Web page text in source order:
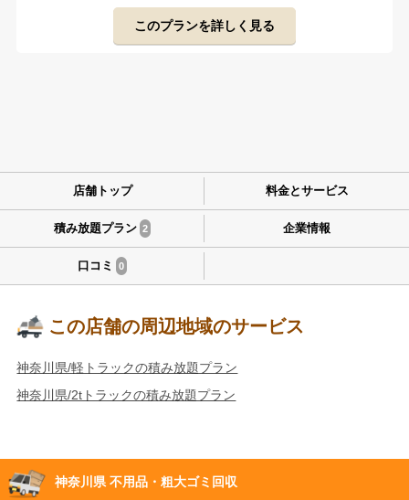
このプランを詳しく見る
店舗トップ 料金とサービス
積み放題プラン 2 企業情報
口コミ 0
この店舗の周辺地域のサービス
神奈川県/軽トラックの積み放題プラン
神奈川県/2tトラックの積み放題プラン
神奈川県 不用品・粗大ゴミ回収